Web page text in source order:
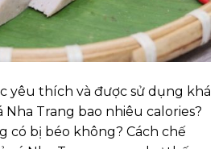
yêu thích và được sử dụng khá
Nha Trang bao nhiêu calories?
có bị béo không? Cách chế